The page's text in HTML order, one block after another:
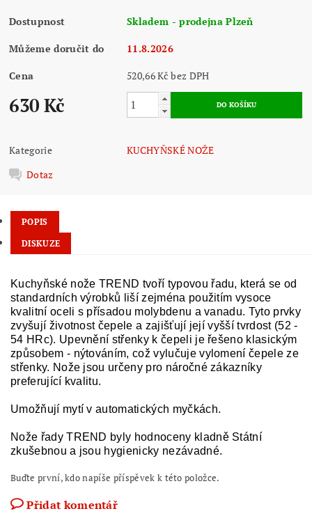
Dostupnost Skladem - prodejna Plzeň
Můžeme doručit do 11.8.2026
Cena 520,66 Kč bez DPH
630 Kč
Kategorie
KUCHYŇSKÉ NOŽE
Dotaz
POPIS
DISKUZE
Kuchyňské nože TREND tvoří typovou řadu, která se od
standardních výrobků liší zejména použitím vysoce
kvalitní oceli s přísadou molybdenu a vanadu. Tyto prvky
zvyšují životnost čepele a zajišťují její vyšší tvrdost (52 -
54 HRc). Upevnění střenky k čepeli je řešeno klasickým
způsobem - nýtováním, což vylučuje vylomení čepele ze
střenky. Nože jsou určeny pro náročné zákazníky
preferující kvalitu.
Umožňují mytí v automatických myčkách.
Nože řady TREND byly hodnoceny kladně Státní
zkušebnou a jsou hygienicky nezávadné.
Buďte první, kdo napíše příspěvek k této položce.
Přidat komentář